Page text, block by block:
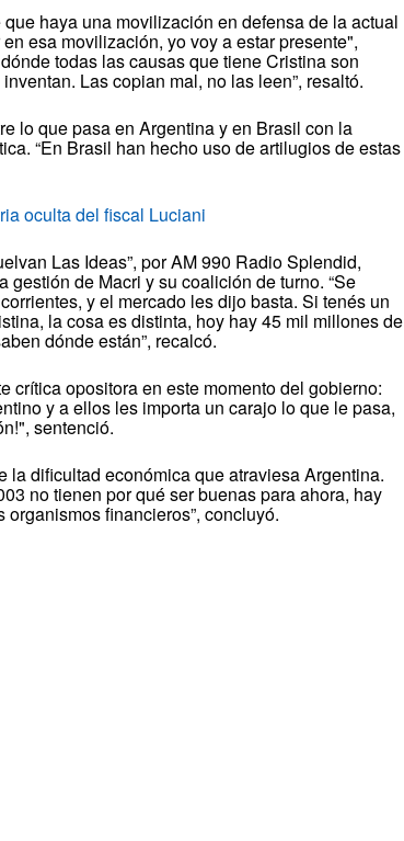
haya una movilización en defensa de la actual
esa movilización, yo voy a estar presente",
todas las causas que tiene Cristina son
Las copian mal, no las leen”, resaltó.
lo que pasa en Argentina y en Brasil con la
“En Brasil han hecho uso de artilugios de estas
oculta del fiscal Luciani
Las Ideas”, por AM 990 Radio Splendid,
de Macri y su coalición de turno. “Se
y el mercado les dijo basta. Si tenés un
la cosa es distinta, hoy hay 45 mil millones de
dónde están”, recalcó.
crítica opositora en este momento del gobierno:
y a ellos les importa un carajo lo que le pasa,
sentenció.
la dificultad económica que atraviesa Argentina.
no tienen por qué ser buenas para ahora, hay
financieros”, concluyó.